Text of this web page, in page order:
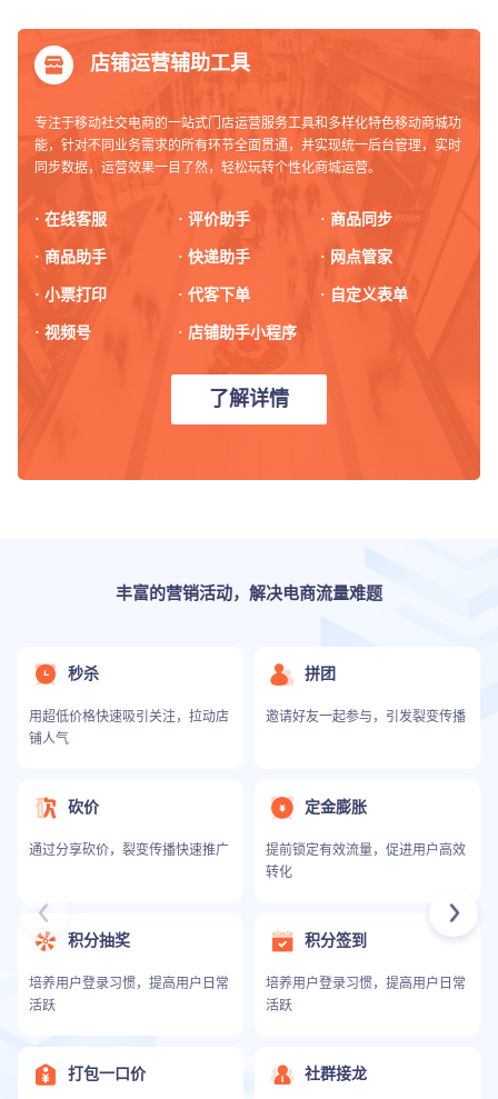
店铺运营辅助工具
专注于移动社交电商的一站式门店运营服务工具和多样化特色移动商城功
能，针对不同业务需求的所有环节全面贯通，并实现统一后台管理，实时
同步数据，运营效果一目了然，轻松玩转个性化商城运营。
· 在线客服 · 评价助手 · 商品同步
· 商品助手 · 快递助手 · 网点管家
· 小票打印 · 代客下单 · 自定义表单
· 视频号 · 店铺助手小程序
了解详情
丰富的营销活动，解决电商流量难题
秒杀
用超低价格快速吸引关注，拉动店
铺人气
拼团
邀请好友一起参与，引发裂变传播
砍价
通过分享砍价，裂变传播快速推广
定金膨胀
提前锁定有效流量，促进用户高效
转化
积分抽奖
培养用户登录习惯，提高用户日常
活跃
积分签到
培养用户登录习惯，提高用户日常
活跃
打包一口价 社群接龙